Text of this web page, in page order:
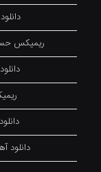
ریمیکس
دانلود